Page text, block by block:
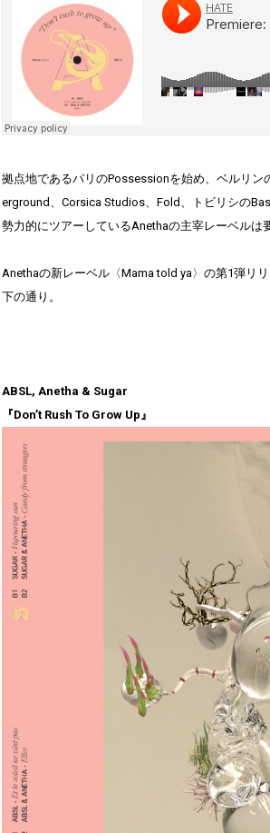
拠点地であるパリのPossessionを始め、ベルリン
erground、Corsica Studios、Fold、トビリシの
勢力的にツアーしているAnethaの主宰レーベルは
Anethaの新レーベル〈Mama told ya〉の第1弾リ
下の通り。
ABSL, Anetha & Sugar
『Don’t Rush To Grow Up』